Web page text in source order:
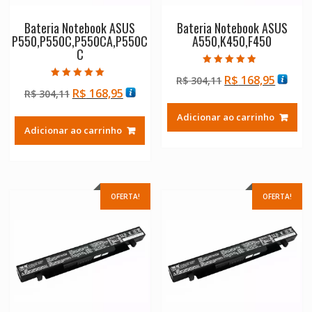
Bateria Notebook ASUS
P550,P550C,P550CA,P550C
C
5.00
de 5
R$304,11 O
original
era:
R$ 168,95O
atual
é:
Adicionar ao carrinho
Bateria Notebook ASUS
A550,K450,F450
4.50
de 5
R$304,11 O
original
era:
R$ 168,95O
atual
é:
Adicionar ao carrinho
OFERTA! OFERTA!